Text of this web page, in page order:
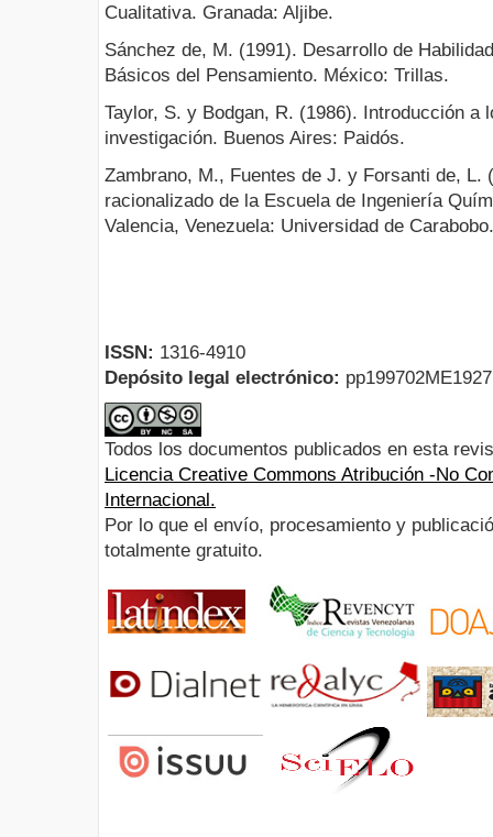
Cualitativa. Granada: Aljibe.
Sánchez de, M. (1991). Desarrollo de
Básicos del Pensamiento. México: Trillas.
Taylor, S. y Bodgan, R. (1986). Introducción a
investigación. Buenos Aires: Paidós.
Zambrano, M., Fuentes de J. y Forsanti de, L.
racionalizado de la Escuela de Ingeniería
Valencia, Venezuela: Universidad de Carabobo.
ISSN: 1316-4910
Depósito legal electrónico:
Todos los documentos publicados en esta
Licencia Creative Commons Atribución -No
Internacional.
Por lo que el envío, procesamiento y
totalmente gratuito.